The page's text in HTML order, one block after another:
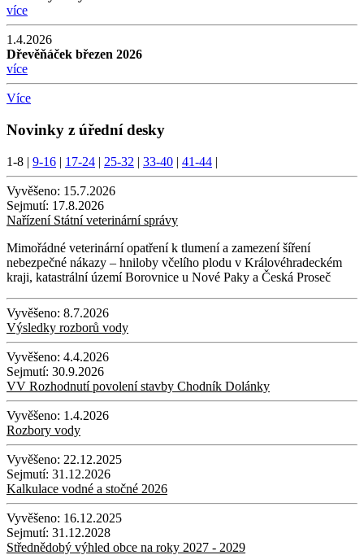
více
1.4.2026
Dřevěňáček březen 2026
více
Více
Novinky z úřední desky
1-8 | 9-16 | 17-24 | 25-32 | 33-40 | 41-44 |
Vyvěšeno: 15.7.2026
Sejmutí: 17.8.2026
Nařízení Státní veterinární správy
Mimořádné veterinární opatření k tlumení a zamezení šíření
nebezpečné nákazy – hniloby včelího plodu v Královéhradeckém
kraji, katastrální území Borovnice u Nové Paky a Česká Proseč
Vyvěšeno: 8.7.2026
Výsledky rozborů vody
Vyvěšeno: 4.4.2026
Sejmutí: 30.9.2026
VV Rozhodnutí povolení stavby Chodník Dolánky
Vyvěšeno: 1.4.2026
Rozbory vody
Vyvěšeno: 22.12.2025
Sejmutí: 31.12.2026
Kalkulace vodné a stočné 2026
Vyvěšeno: 16.12.2025
Sejmutí: 31.12.2028
Střednědobý výhled obce na roky 2027 - 2029